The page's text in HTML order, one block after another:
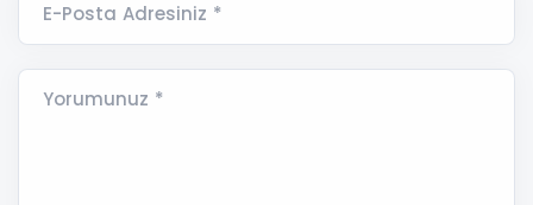
E-Posta Adresiniz *
Yorumunuz *